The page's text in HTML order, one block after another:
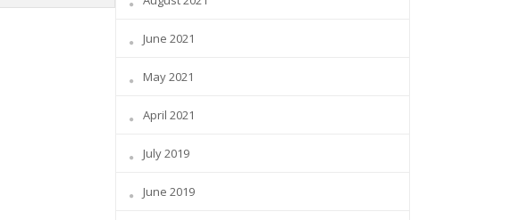
June 2021
May 2021
April 2021
July 2019
June 2019